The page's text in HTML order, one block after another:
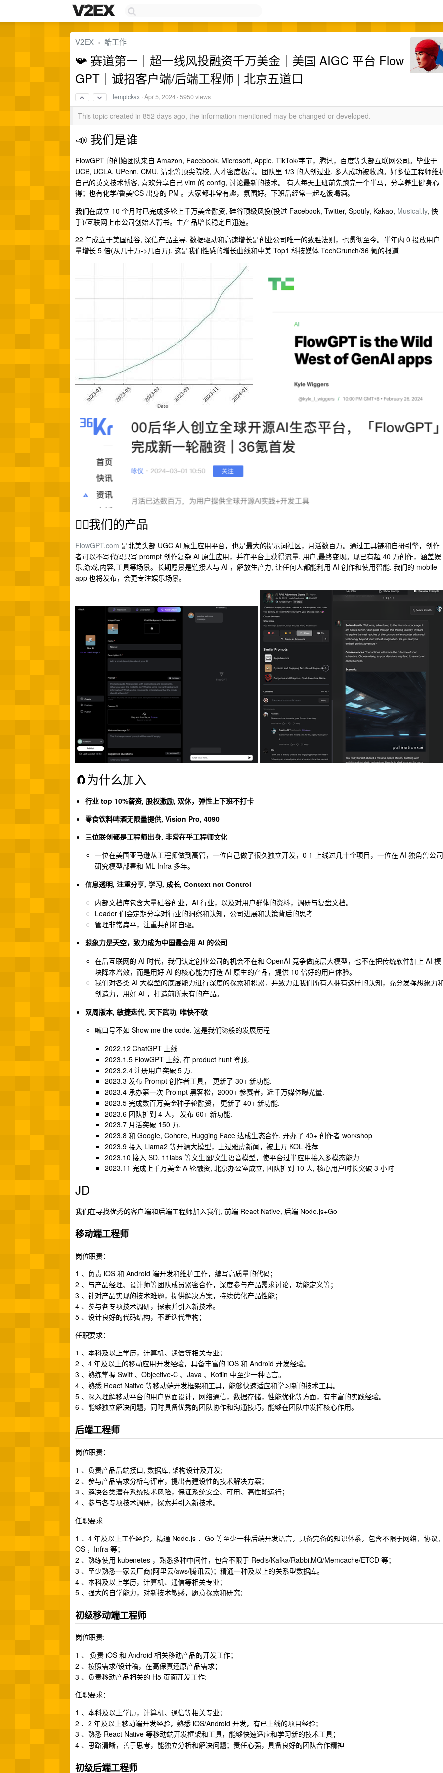
V2EX › 酷工作
📯 赛道第一｜超一线风投融资千万美金｜美国 AIGC 平台 Flow
GPT｜诚招客户端/后端工程师 | 北京五道口
lempickax ·Apr 5, 2024 · 5950 views
This topic created in 852 days ago, the information mentioned may be changed or developed.
📣 我们是谁
FlowGPT 的创始团队来自 Amazon, Facebook, Microsoft, Apple, TikTok/字节，腾讯，百度等头部互联网公司。毕业于
UCB, UCLA, UPenn, CMU, 清北等顶尖院校, 人才密度极高。团队里 1/3 的人创过业, 多人成功被收购。好多位工程师维
自己的英文技术博客, 喜欢分享自己 vim 的 config, 讨论最新的技术。 有人每天上班前先跑完一个半马，分享养生健身心
得；也有化学/鲁美/CS 出身的 PM 。大家都非常有趣，氛围好。下班后经常一起吃饭喝酒。
我们在成立 10 个月时已完成多轮上千万美金融资, 硅谷顶级风投(投过 Facebook, Twitter, Spotify, Kakao, Musical.ly, 快
手)/互联网上市公司创始人背书。主产品增长稳定且迅速。
22 年成立于美国硅谷, 深信产品主导, 数据驱动和高速增长是创业公司唯一的致胜法则，也贯彻至今。半年内 0 投放用户
量增长 5 倍(从几十万->几百万), 这是我们性感的增长曲线和中美 Top1 科技媒体 TechCrunch/36 氪的报道
👇🏻我们的产品
FlowGPT.com 是北美头部 UGC AI 原生应用平台，也是最大的提示词社区，月活数百万。通过工具链和自研引擎，创作
者可以不写代码只写 prompt 创作复杂 AI 原生应用，并在平台上获得流量, 用户,最终变现。现已有超 40 万创作，涵盖娱
乐,游戏,内容,工具等场景。长期愿景是链接人与 AI ，解放生产力, 让任何人都能利用 AI 创作和使用智能. 我们的 mobile
app 也将发布，会更专注娱乐场景。
🧲为什么加入
行业 top 10%薪资, 股权激励, 双休，弹性上下班不打卡
零食饮料啤酒无限量提供, Vision Pro, 4090
三位联创都是工程师出身, 非常在乎工程师文化
一位在美国亚马逊从工程师做到高管，一位自己做了很久独立开发，0-1 上线过几十个项目，一位在 AI 独角兽公司
研究模型部署和 ML Infra 多年。
信息透明, 注重分享, 学习, 成长, Context not Control
内部文档库包含大量硅谷创业，AI 行业，以及对用户群体的资料，调研与复盘文档。
Leader 们会定期分享对行业的洞察和认知，公司进展和决策背后的思考
管理非常扁平，注重共创和自驱。
想象力是天空，致力成为中国最会用 AI 的公司
在后互联网的 AI 时代，我们认定创业公司的机会不在和 OpenAI 竞争做底层大模型，也不在把传统软件加上 AI 模
块降本增效，而是用好 AI 的核心能力打造 AI 原生的产品，提供 10 倍好的用户体验。
我们对各类 AI 大模型的底层能力进行深度的探索和积累，并致力让我们所有人拥有这样的认知，充分发挥想象力
创造力，用好 AI ，打造前所未有的产品。
双周版本, 敏捷迭代, 天下武功, 唯快不破
喊口号不如 Show me the code. 这是我们🚀般的发展历程
2022.12 ChatGPT 上线
2023.1.5 FlowGPT 上线, 在 product hunt 登顶.
2023.2.4 注册用户突破 5 万.
2023.3 发布 Prompt 创作者工具， 更新了 30+ 新功能.
2023.4 承办第一次 Prompt 黑客松，2000+ 参赛者，近千万媒体曝光量.
2023.5 完成数百万美金种子轮融资， 更新了 40+ 新功能.
2023.6 团队扩到 4 人， 发布 60+ 新功能.
2023.7 月活突破 150 万.
2023.8 和 Google, Cohere, Hugging Face 达成生态合作. 开办了 40+ 创作者 workshop
2023.9 接入 Llama2 等开源大模型，上过雅虎新闻，被上万 KOL 推荐
2023.10 接入 SD, 11labs 等文生图/文生语音模型，使平台过半应用接入多模态能力
2023.11 完成上千万美金 A 轮融资, 北京办公室成立, 团队扩到 10 人, 核心用户时长突破 3 小时
JD
我们在寻找优秀的客户端和后端工程师加入我们, 前端 React Native, 后端 Node.js+Go
移动端工程师
岗位职责：
1 、负责 iOS 和 Android 端开发和维护工作，编写高质量的代码；
2 、与产品经理、设计师等团队成员紧密合作，深度参与产品需求讨论，功能定义等；
3 、针对产品实现的技术难题，提供解决方案，持续优化产品性能；
4 、参与各专项技术调研，探索并引入新技术。
5 、设计良好的代码结构，不断迭代重构；
任职要求：
1 、本科及以上学历，计算机、通信等相关专业；
2 、4 年及以上的移动应用开发经验，具备丰富的 iOS 和 Android 开发经验。
3 、熟练掌握 Swift 、Objective-C 、Java 、Kotlin 中至少一种语言。
4 、熟悉 React Native 等移动端开发框架和工具，能够快速适应和学习新的技术工具。
5 、深入理解移动平台的用户界面设计，网络通信，数据存储，性能优化等方面，有丰富的实践经验。
6 、能够独立解决问题，同时具备优秀的团队协作和沟通技巧，能够在团队中发挥核心作用。
后端工程师
岗位职责：
1 、负责产品后端接口, 数据库, 架构设计及开发;
2 、参与产品需求分析与评审，提出有建设性的技术解决方案；
3 、解决各类潜在系统技术风险，保证系统安全、可用、高性能运行；
4 、参与各专项技术调研，探索并引入新技术。
任职要求
1 、4 年及以上工作经验，精通 Node.js 、Go 等至少一种后端开发语言，具备完备的知识体系，包含不限于网络，协议
OS ，Infra 等；
2 、熟练使用 kubenetes ，熟悉多种中间件，包含不限于 Redis/Kafka/RabbitMQ/Memcache/ETCD 等；
3 、至少熟悉一家云厂商(阿里云/aws/腾讯云)；精通一种及以上的关系型数据库。
4 、本科及以上学历，计算机、通信等相关专业；
5 、强大的自学能力，对新技术敏感，愿意探索和研究;
初级移动端工程师
岗位职责:
1 、 负责 iOS 和 Android 相关移动产品的开发工作；
2 、按照需求/设计稿，在高保真还原产品需求；
3 、负责移动产品相关的 H5 页面开发工作;
任职要求：
1 、本科及以上学历，计算机、通信等相关专业；
2 、2 年及以上移动端开发经验，熟悉 iOS/Android 开发，有已上线的项目经验；
3 、熟悉 React Native 等移动端开发框架和工具，能够快速适应和学习新的技术工具；
4 、思路清晰，善于思考，能独立分析和解决问题；责任心强，具备良好的团队合作精神
初级后端工程师